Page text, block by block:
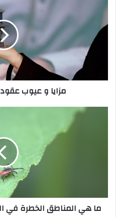
و
عقود
الإيجار
مزايا و عيوب عقود
انتشار
القرّاد؟
ما هي المناطق الخطرة في